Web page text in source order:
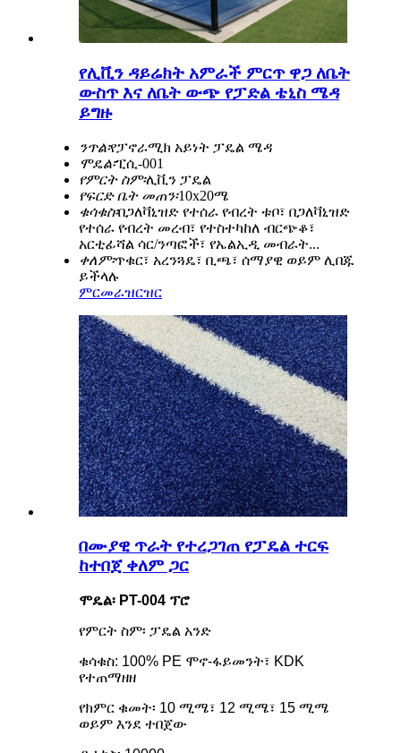
የሊቪን ዳይሬክት አምራች ምርጥ ዋጋ ለቤት
ውስጥ እና ለቤት ውጭ የፓድል ቴኒስ ሜዳ
ይግዙ
ንጥል፡የፓኖራሚክ አይነት ፓዴል ሜዳ
ሞዴል፡ፒሲ-001
የምርት ስም፡ሊቪን ፓዴል
የፍርድ ቤት መጠን፡10x20ሜ
ቁሳቁስ፡በጋለቫኒዝድ የተሰራ የብረት ቱቦ፣ በጋለቫኒዝድ
የተሰራ የብረት መረብ፣ የተስተካከለ ብርጭቆ፣
አርቲፊሻል ሳር/ንጣፎች፣ የኤልኢዲ መብራት...
ቀለም፡ጥቁር፣ አረንጓዴ፣ ቢጫ፣ ሰማያዊ ወይም ሊበጁ
ይችላሉ
ምርመራዝርዝር
በሙያዊ ጥራት የተረጋገጠ የፓዴል ተርፍ
ከተበጀ ቀለም ጋር
ሞዴል፡ PT-004 ፕሮ
የምርት ስም፡ ፓዴል አንድ
ቁሳቁስ: 100% PE ሞኖ-ፋይመንት፣ KDK
የተጠማዘዘ
የክምር ቁመት፡ 10 ሚሜ፣ 12 ሚሜ፣ 15 ሚሜ
ወይም እንደ ተበጀው